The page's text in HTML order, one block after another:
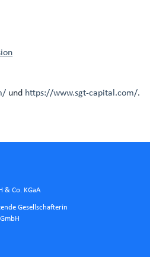
und https://www.sgt-capital.com/.
& Co. KGaA
Gesellschafterin